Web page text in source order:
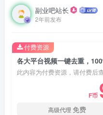
副业吧站长
2年前发布
各大平台视频一键去重，
此内容为付费资源，请付费后
F币
高级代理 免费
付费资源